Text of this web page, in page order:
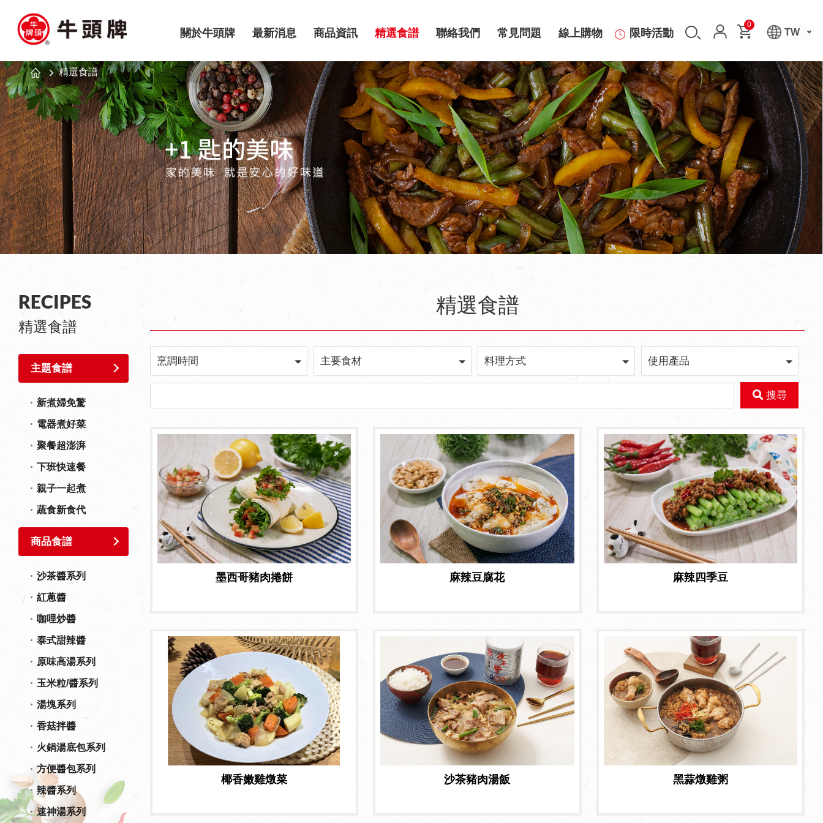
關於牛頭牌 最新消息 商品資訊 精選食譜 聯絡我們 常見問題 線上購物 限時活動 TW
0
精選食譜
RECIPES
精選食譜
主題食譜
新煮婦免驚
電器煮好菜
聚餐超澎湃
下班快速餐
親子一起煮
蔬食新食代
商品食譜
沙茶醬系列
紅蔥醬
咖哩炒醬
泰式甜辣醬
原味高湯系列
玉米粒/醬系列
湯塊系列
香菇拌醬
火鍋湯底包系列
方便醬包系列
辣醬系列
速神湯系列
精選食譜
烹調時間 主要食材 料理方式 使用產品
搜尋
墨西哥豬肉捲餅 麻辣豆腐花 麻辣四季豆
椰香嫩雞燉菜 沙茶豬肉湯飯 黑蒜燉雞粥